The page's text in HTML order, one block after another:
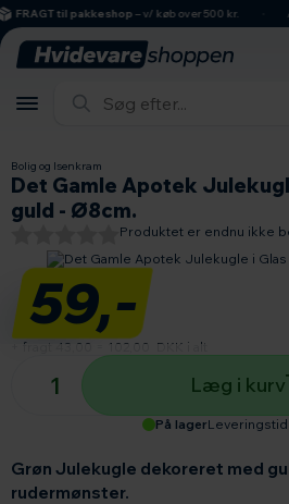
hovedindhold
søgning
navigation
indkøbskurv
FRAGT til pakkeshop– v/ køb over 500 kr.
Bolig og Isenkram
Det Gamle Apotek
guld - Ø8cm.
Produktet er endnu ikke
Grøn Julekugle dekoreret med
rudermønster.
59,-
+ fragt 43,00 102,00 DKK i alt
På lager
Antal produkter
Læg i kurv